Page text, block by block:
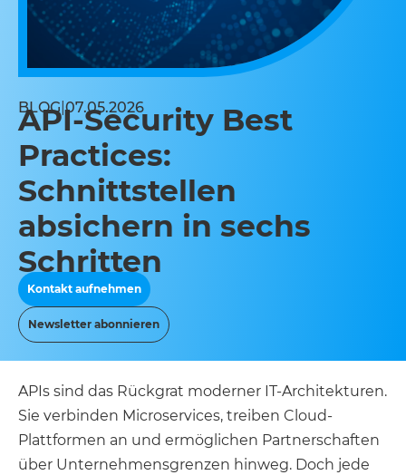
BLOG |07.05.2026
API-Security Best
Practices:
Schnittstellen
absichern in sechs
Schritten
Kontakt aufnehmen
Newsletter abonnieren
APIs sind das Rückgrat moderner IT-Architekturen.
Sie verbinden Microservices, treiben Cloud-
Plattformen an und ermöglichen Partnerschaften
über Unternehmensgrenzen hinweg. Doch jede